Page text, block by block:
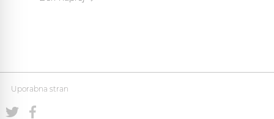
Uporabna stran